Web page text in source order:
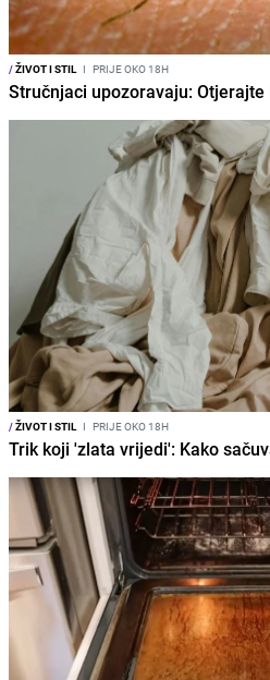
/ŽIVOT I STIL I PRIJE OKO 18H
Stručnjaci upozoravaju:
/ŽIVOT I STIL I PRIJE OKO 18H
Trik koji 'zlata vrijedi': Kako